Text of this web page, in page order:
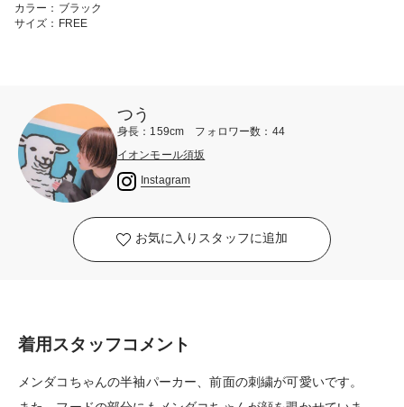
カラー：ブラック
サイズ：FREE
つう
身長：159cm フォロワー数：44
イオンモール須坂
Instagram
お気に入りスタッフに追加
着用スタッフコメント
メンダコちゃんの半袖パーカー、前面の刺繍が可愛いです。